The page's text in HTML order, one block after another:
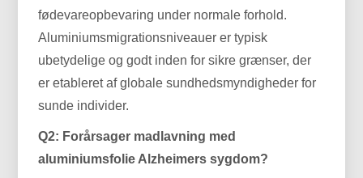
fødevareopbevaring under normale forhold.
Aluminiumsmigrationsniveauer er typisk
ubetydelige og godt inden for sikre grænser, der
er etableret af globale sundhedsmyndigheder for
sunde individer.
Q2: Forårsager madlavning med
aluminiumsfolie Alzheimers sygdom?